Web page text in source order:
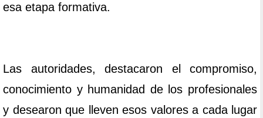
esa etapa formativa.
Las autoridades, destacaron el compromiso,
conocimiento y humanidad de los profesionales
y desearon que lleven esos valores a cada lugar